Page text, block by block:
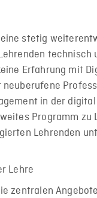
eine stetig
technisch
Erfahrung mit
in der
Programm zu
Lehrenden
zentralen